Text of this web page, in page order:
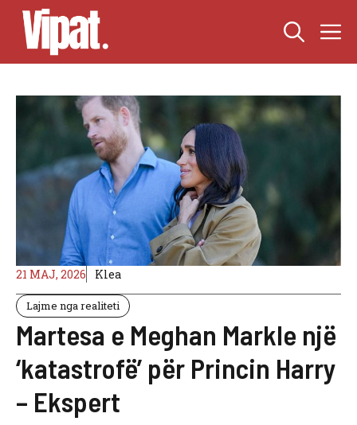
Skip
content
21 MAJ, 2026 Klea
Lajme nga realiteti
Martesa e Meghan Markle një
‘katastrofë’ për Princin Harry
– Ekspert